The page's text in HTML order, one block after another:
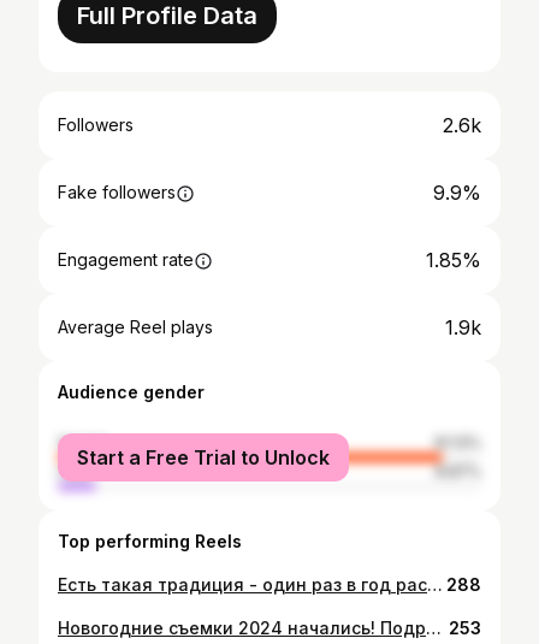
Full Profile Data
Followers 2.6k
Fake followers 9.9%
Engagement rate 1.85%
Average Reel plays 1.9k
Audience gender
female
91.13%
male
8.87%
Start a Free Trial to Unlock
Top performing Reels
Есть такая традиция - один раз в год раскрашивать ленту Инстаграм в фиолетовый #lavender #sokolfoto1 #tiraspol #pridnestrovie #transnistria #фотостудияпмр #фотографпмр 288
Новогодние съемки 2024 начались! Подробности и запись в директ. Вот свободные окошки на выходных в декабре: 2 декабря 15-00, 16-00 9 декабря 11-00, 12-00, 13-00, 15-00, 16-00, 17-00 10 декабря 11-00, 13-00, 15-00, 16-00, 17-00 16 декабря 11-00, 12-00, 15-00 17 декабря 11-00, 12-00, 13-00, 15-00, 16-00, 17-00 23 декабря 11-00, 12-00, 13-00, 15-00, 16-00, 17-00 24 декабря 11-00, 12-00, 13-00 253